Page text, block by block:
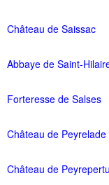
Château de Saissac
Abbaye de Saint-
Forteresse de Salses
Château de Peyrelade
Château de